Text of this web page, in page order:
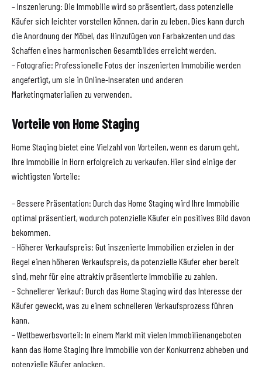
– Inszenierung: Die Immobilie wird so präsentiert, dass potenzielle
Käufer sich leichter vorstellen können, darin zu leben. Dies kann durch
die Anordnung der Möbel, das Hinzufügen von Farbakzenten und das
Schaffen eines harmonischen Gesamtbildes erreicht werden.
– Fotografie: Professionelle Fotos der inszenierten Immobilie werden
angefertigt, um sie in Online-Inseraten und anderen
Marketingmaterialien zu verwenden.
Vorteile von Home Staging
Home Staging bietet eine Vielzahl von Vorteilen, wenn es darum geht,
Ihre Immobilie in Horn erfolgreich zu verkaufen. Hier sind einige der
wichtigsten Vorteile:
– Bessere Präsentation: Durch das Home Staging wird Ihre Immobilie
optimal präsentiert, wodurch potenzielle Käufer ein positives Bild davon
bekommen.
– Höherer Verkaufspreis: Gut inszenierte Immobilien erzielen in der
Regel einen höheren Verkaufspreis, da potenzielle Käufer eher bereit
sind, mehr für eine attraktiv präsentierte Immobilie zu zahlen.
– Schnellerer Verkauf: Durch das Home Staging wird das Interesse der
Käufer geweckt, was zu einem schnelleren Verkaufsprozess führen
kann.
– Wettbewerbsvorteil: In einem Markt mit vielen Immobilienangeboten
kann das Home Staging Ihre Immobilie von der Konkurrenz abheben und
potenzielle Käufer anlocken.